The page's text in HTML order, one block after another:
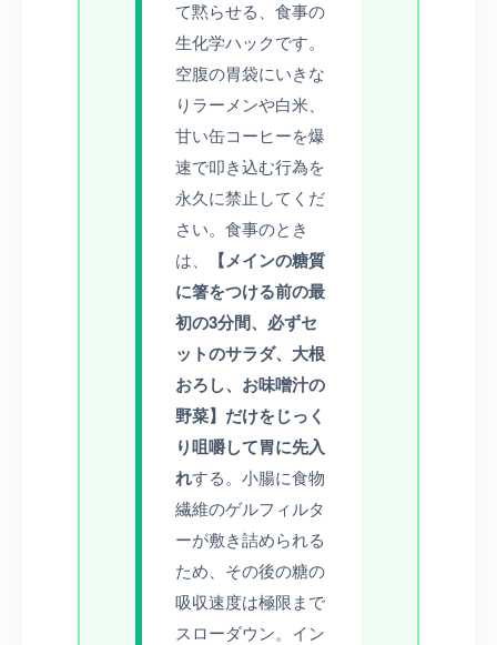
て黙らせる、食事の
生化学ハックです。
空腹の胃袋にいきな
りラーメンや白米、
甘い缶コーヒーを爆
速で叩き込む行為を
永久に禁止してくだ
さい。食事のとき
は、
【メインの糖質
に箸をつける前の最
初の3分間、必ずセ
ットのサラダ、大根
おろし、お味噌汁の
野菜】だけをじっく
り咀嚼して胃に先入
れする。小腸に食物
繊維のゲルフィルタ
ーが敷き詰められる
ため、その後の糖の
吸収速度は極限まで
スローダウン。イン